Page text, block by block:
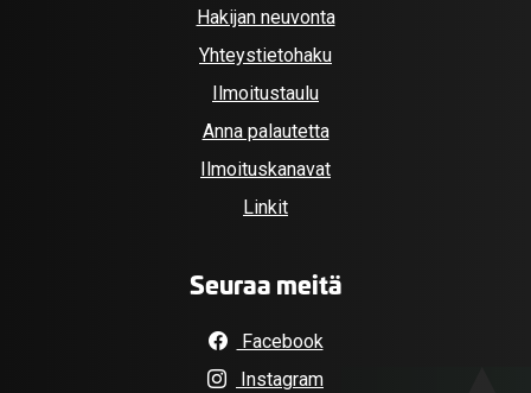
Hakijan neuvonta
Yhteystietohaku
Ilmoitustaulu
Anna palautetta
Ilmoituskanavat
Linkit
Seuraa meitä
Facebook
Instagram